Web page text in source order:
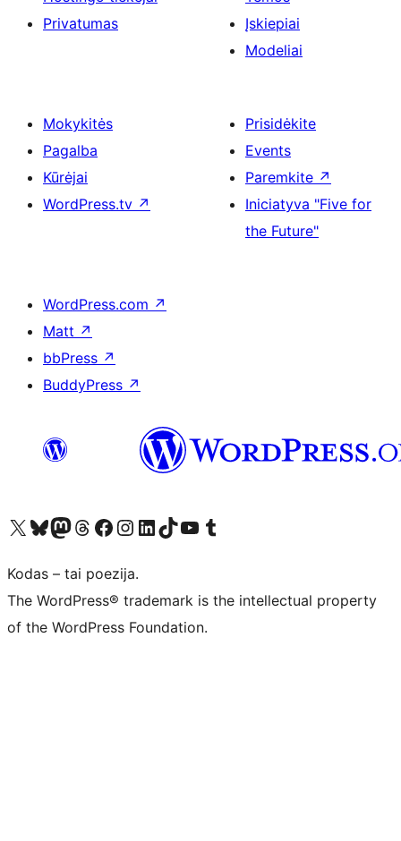
Privatumas
Įskiepiai
Modeliai
Mokykitės
Pagalba
Kūrėjai
WordPress.tv ↗
Prisidėkite
Events
Paremkite ↗
Iniciatyva "Five for
the Future"
WordPress.com ↗
Matt ↗
bbPress ↗
BuddyPress ↗
Visit our X (formerly Twitter) account
Apsilankykite mūsų Bluesky paskyroje
Visit our Mastodon account
Apsilankykite mūsų Threads paskyroje
Visit our Facebook page
Visit our Instagram account
Visit our LinkedIn account
Apsilankykite mūsų TikTok paskyroje
Visit our YouTube channel
Apsilankykite mūsų Tumblr paskyroje
Kodas – tai poezija.
The WordPress® trademark is the intellectual property
of the WordPress Foundation.